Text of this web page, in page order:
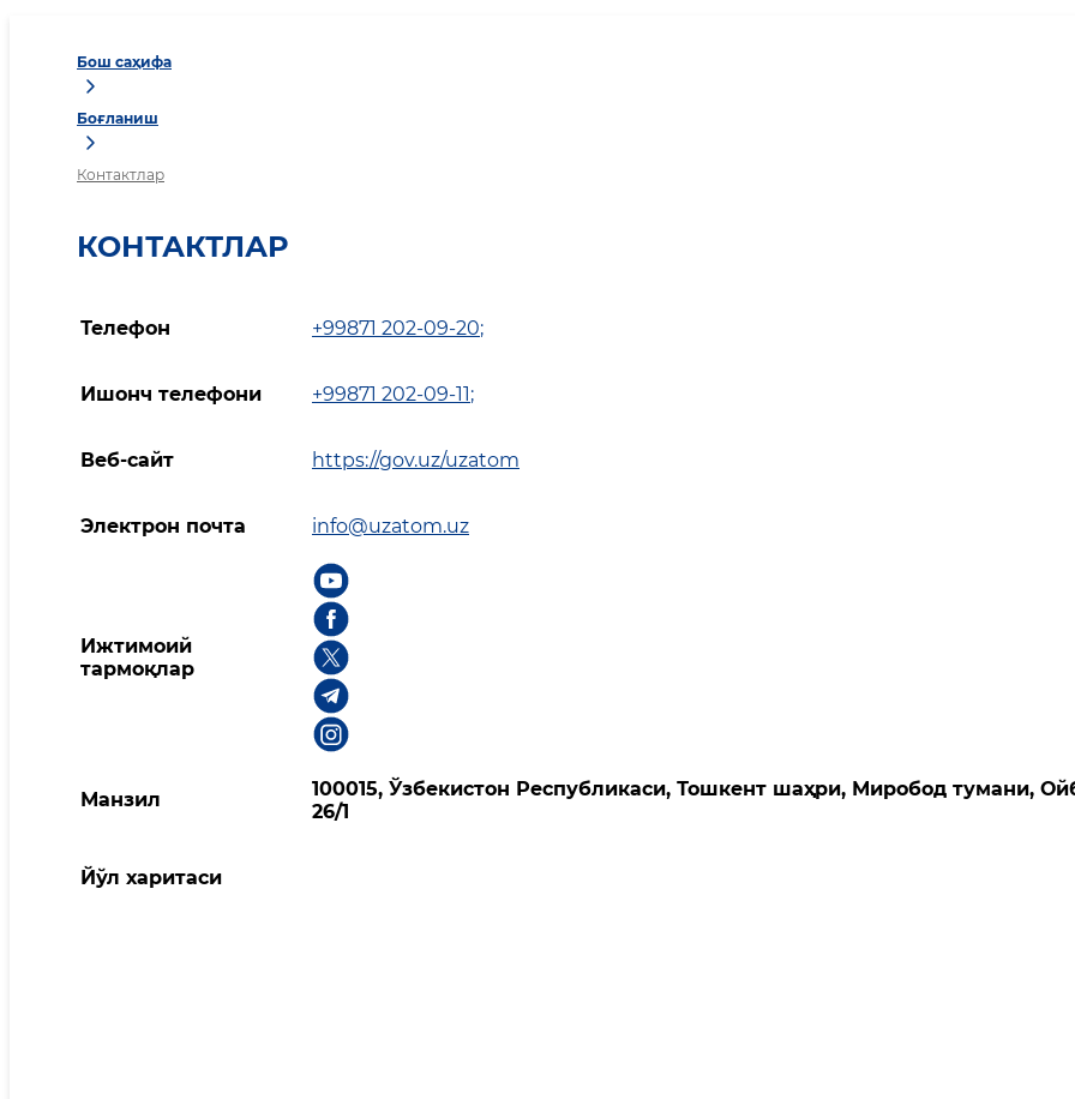
Бош саҳифа
Боғланиш
Контактлар
КОНТАКТЛАР
Телефон +99871 202-09-20;
Ишонч телефони +99871 202-09-11 ;
Веб-сайт https://gov.uz/uzatom
Электрон почта info@uzatom.uz
Ижтимоий
тармоқлар
Манзил
100015, Ўзбекистон Республикаси, Тошкент шаҳри, Миробод тумани,
26/1
Йўл харитаси